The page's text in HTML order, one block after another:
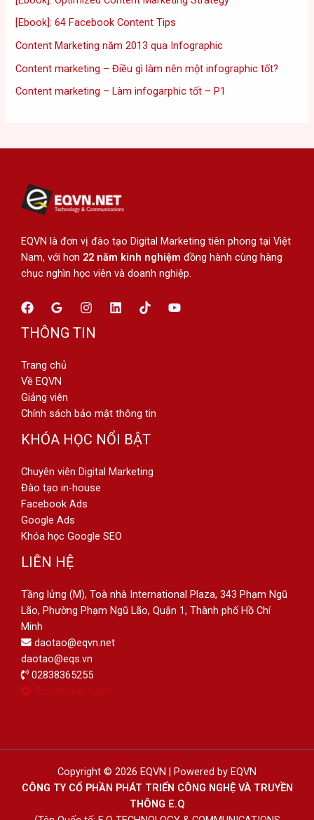
[Ebook]: 64 Facebook Content Tips
Content Marketing năm 2013 qua Infographic
Content marketing – Điều gì làm nên một infographic tốt?
Content marketing – Làm infogarphic tốt – P1
EQVN là đơn vị đào tạo Digital Marketing tiên phong tại Việt
Nam, với hơn 22 năm kinh nghiệm đồng hành cùng hàng
chục nghìn học viên và doanh nghiệp.
THÔNG TIN
Trang chủ
Về EQVN
Giảng viên
Chính sách bảo mật thông tin
KHÓA HỌC NỔI BẬT
Chuyên viên Digital Marketing
Đào tạo in-house
Facebook Ads
Google Ads
Khóa học Google SEO
LIÊN HỆ
Tầng lửng (M), Toà nhà International Plaza, 343 Phạm Ngũ
Lão, Phường Phạm Ngũ Lão, Quận 1, Thành phố Hồ Chí
Minh
daotao@eqvn.net
daotao@eqs.vn
02838365255
fb.com/eqvn.net
Copyright © 2026 EQVN | Powered by EQVN
CÔNG TY CỔ PHẦN PHÁT TRIỂN CÔNG NGHỆ VÀ TRUYỀN
THÔNG E.Q